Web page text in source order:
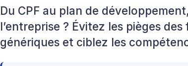
Du CPF au plan de
l’entreprise ? Évitez les pièges
génériques et ciblez les